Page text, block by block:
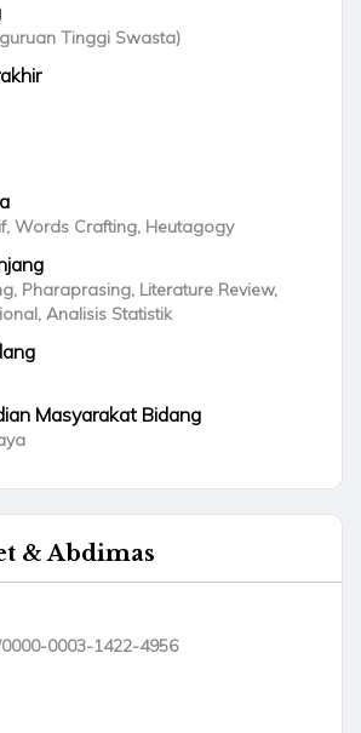
Tinggi Swasta)
Words Crafting, Heutagogy
Pharaprasing, Literature Review,
Analisis Statistik
Masyarakat Bidang
& Abdimas
0003-1422-4956